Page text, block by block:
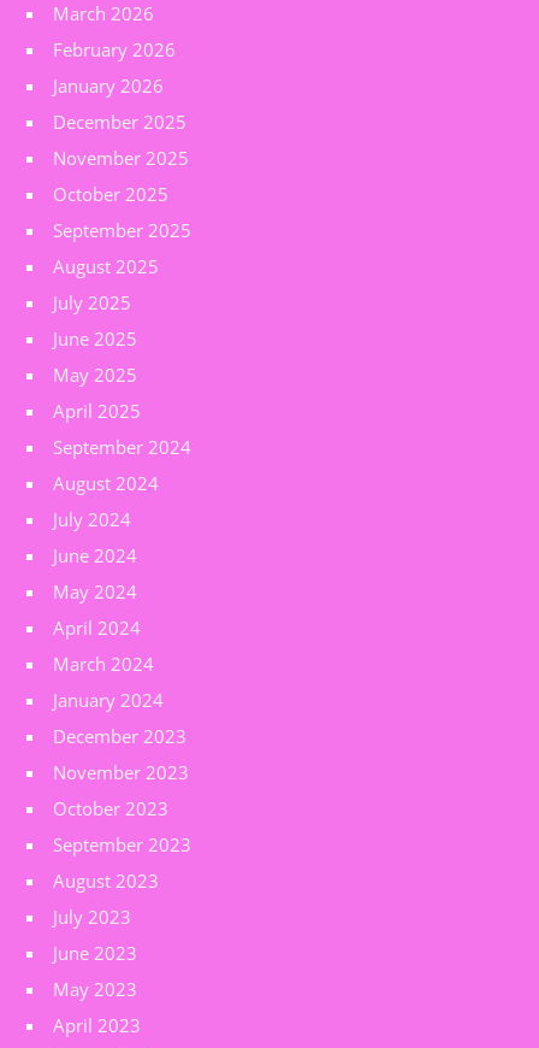
March 2026
February 2026
January 2026
December 2025
November 2025
October 2025
September 2025
August 2025
July 2025
June 2025
May 2025
April 2025
September 2024
August 2024
July 2024
June 2024
May 2024
April 2024
March 2024
January 2024
December 2023
November 2023
October 2023
September 2023
August 2023
July 2023
June 2023
May 2023
April 2023